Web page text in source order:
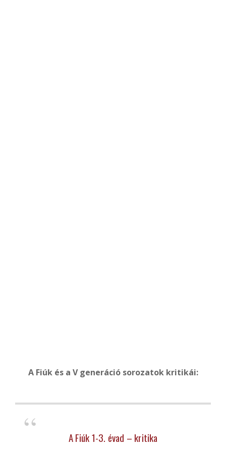
A Fiúk és a V generáció sorozatok kritikái:
A Fiúk 1-3. évad – kritika